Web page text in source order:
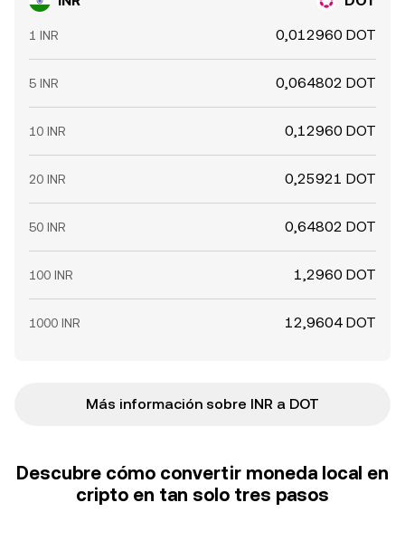
1 INR 0,012960 DOT
5 INR 0,064802 DOT
10 INR 0,12960 DOT
20 INR 0,25921 DOT
50 INR 0,64802 DOT
100 INR 1,2960 DOT
1000 INR 12,9604 DOT
Más información sobre INR a DOT
Descubre cómo convertir moneda local en
cripto en tan solo tres pasos